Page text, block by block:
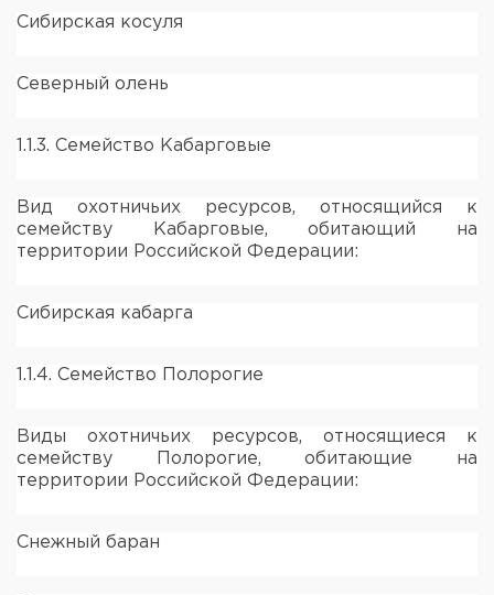
Сибирская косуля
Северный олень
1.1.3. Семейство Кабарговые
Вид охотничьих ресурсов, относящийся к
семейству Кабарговые, обитающий на
территории Российской Федерации:
Сибирская кабарга
1.1.4. Семейство Полорогие
Виды охотничьих ресурсов, относящиеся к
семейству Полорогие, обитающие на
территории Российской Федерации:
Снежный баран